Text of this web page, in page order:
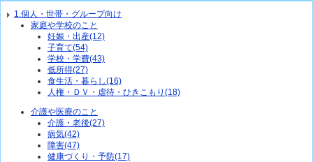
1.個人・世帯・グループ向け
家庭や学校のこと
妊娠・出産(12)
子育て(54)
学校・学費(43)
低所得(27)
食生活・暮らし(16)
人権・ＤＶ・虐待・ひきこもり(18)
介護や医療のこと
介護・老後(27)
病気(42)
障害(47)
健康づくり・予防(17)